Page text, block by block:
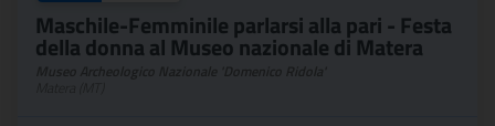
Maschile-Femminile parlarsi alla pari - Festa
della donna al Museo nazionale di Matera